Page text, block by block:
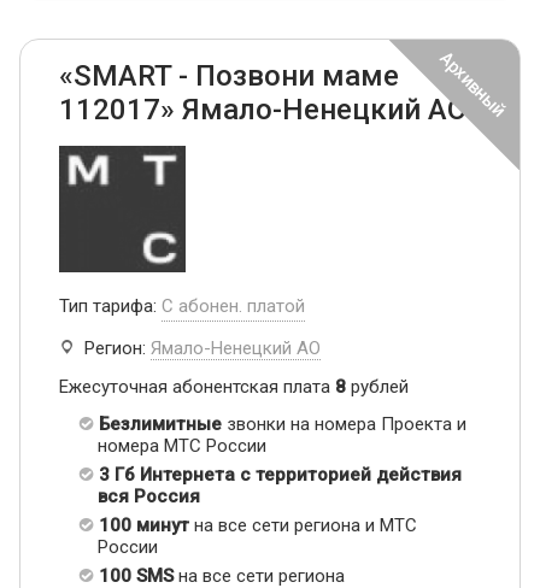
«SMART - Позвони маме
112017» Ямало-Ненецкий АО
Тип тарифа: С абонен. платой
Регион: Ямало-Ненецкий АО
Ежесуточная абонентская плата 8 рублей
Безлимитные звонки на номера Проекта и
номера МТС России
3 Гб Интернета с территорией действия
вся Россия
100 минут на все сети региона и МТС
России
100 SMSна все сети региона